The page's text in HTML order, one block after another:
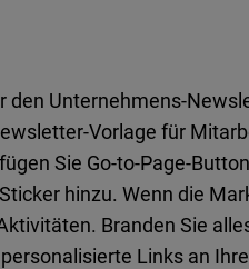
Unternehmens-
Vorlage für
Sie Go-to-Page-
hinzu. Wenn die
Branden Sie
Links an